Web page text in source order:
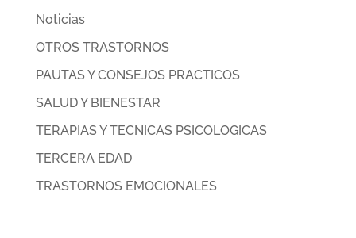
Noticias
OTROS TRASTORNOS
PAUTAS Y CONSEJOS PRACTICOS
SALUD Y BIENESTAR
TERAPIAS Y TECNICAS PSICOLOGICAS
TERCERA EDAD
TRASTORNOS EMOCIONALES